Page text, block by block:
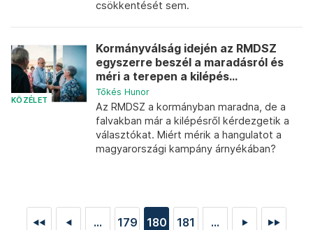
csökkentését sem.
KÖZÉLET
Kormányválság idején az RMDSZ
egyszerre beszél a maradásról és
méri a terepen a kilépés...
Tőkés Hunor
Az RMDSZ a kormányban maradna, de a
falvakban már a kilépésről kérdezgetik a
választókat. Miért mérik a hangulatot a
magyarországi kampány árnyékában?
◄◄ ◄ ... 179 180 181 ... ► ►►